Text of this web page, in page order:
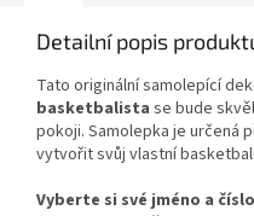
Detailní popis
Tato originální samolepící
basketbalista se bude
pokoji. Samolepka je určená
vytvořitsvůj vlastní
Vyberte si své jméno a